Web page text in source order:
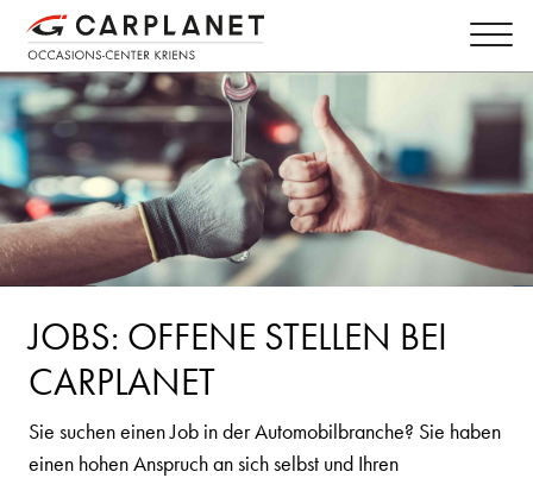
JOBS: OFFENE STELLEN BEI
CARPLANET
Sie suchen einen Job in der Automobilbranche? Sie haben
einen hohen Anspruch an sich selbst und Ihren